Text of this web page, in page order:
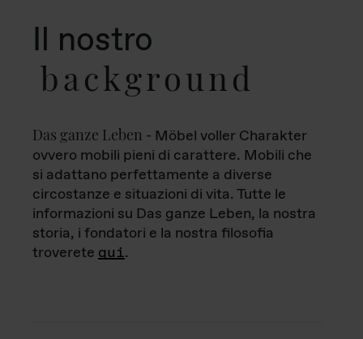
Il nostro
background
Das ganze Leben - Möbel voller Charakter
ovvero mobili pieni di carattere. Mobili che
si adattano perfettamente a diverse
circostanze e situazioni di vita. Tutte le
informazioni su Das ganze Leben, la nostra
storia, i fondatori e la nostra filosofia
troverete qui.